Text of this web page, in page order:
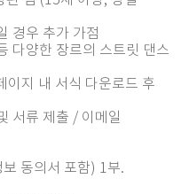
추가 가점
다양한 장르의 스트릿 댄스
지 내 서식 다운로드 후
제출 / 이메일
동의서 포함) 1부.